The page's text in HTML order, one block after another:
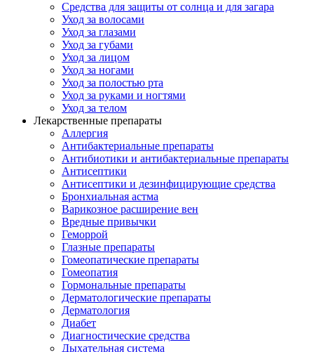
Средства для защиты от солнца и для загара
Уход за волосами
Уход за глазами
Уход за губами
Уход за лицом
Уход за ногами
Уход за полостью рта
Уход за руками и ногтями
Уход за телом
Лекарственные препараты
Аллергия
Антибактериальные препараты
Антибиотики и антибактериальные препараты
Антисептики
Антисептики и дезинфицирующие средства
Бронхиальная астма
Варикозное расширение вен
Вредные привычки
Геморрой
Глазные препараты
Гомеопатические препараты
Гомеопатия
Гормональные препараты
Дерматологические препараты
Дерматология
Диабет
Диагностические средства
Дыхательная система